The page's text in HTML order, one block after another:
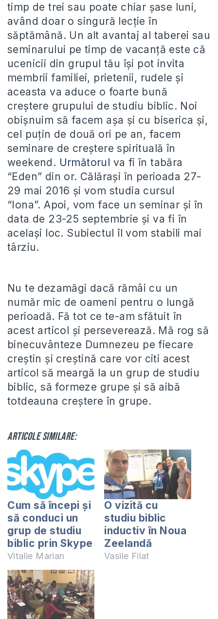
timp de trei sau poate chiar șase luni,
având doar o singură lecție în
săptămână. Un alt avantaj al taberei sau
seminarului pe timp de vacanță este că
ucenicii din grupul tău își pot invita
membrii familiei, prietenii, rudele și
aceasta va aduce o foarte bună
creștere grupului de studiu biblic. Noi
obișnuim să facem așa și cu biserica și,
cel puțin de două ori pe an, facem
seminare de creștere spirituală în
weekend. Următorul va fi în tabăra
“Eden” din or. Călărași în perioada 27-
29 mai 2016 și vom studia cursul
“Iona”. Apoi, vom face un seminar și în
data de 23-25 septembrie și va fi în
același loc. Subiectul îl vom stabili mai
târziu.
Nu te dezamăgi dacă rămâi cu un
număr mic de oameni pentru o lungă
perioadă. Fă tot ce te-am sfătuit în
acest articol și perseverează. Mă rog să
binecuvânteze Dumnezeu pe fiecare
creștin și creștină care vor citi acest
articol să meargă la un grup de studiu
biblic, să formeze grupe și să aibă
totdeauna creștere în grupe.
Articole similare:
Cum să începi și
să conduci un
grup de studiu
biblic prin Skype
Vitalie Marian
O vizită cu
studiu biblic
inductiv în Noua
Zeelandă
Vasile Filat